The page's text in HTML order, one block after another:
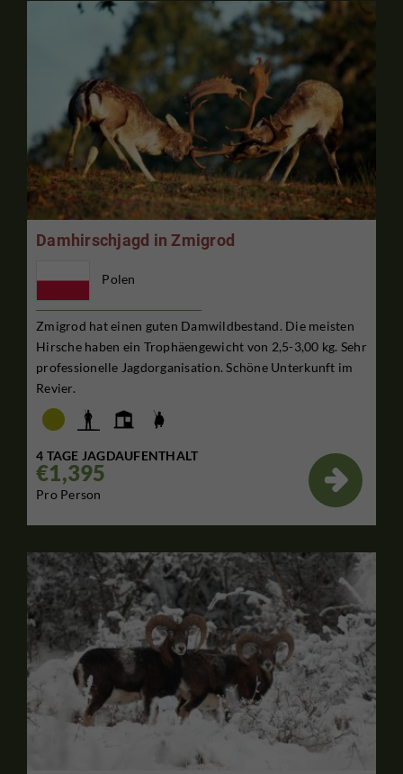
Damhirschjagd in Zmigrod
Polen
Zmigrod hat einen guten Damwildbestand. Die meisten
Hirsche haben ein Trophäengewicht von 2,5-3,00 kg. Sehr
professionelle Jagdorganisation. Schöne Unterkunft im
Revier.
4 TAGE JAGDAUFENTHALT
€1,395
Pro Person
